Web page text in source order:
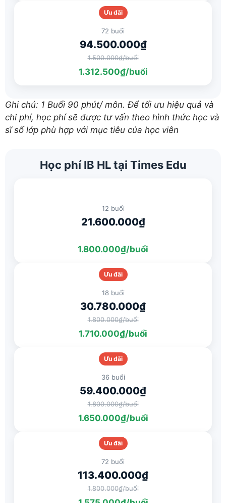
Ưu đãi
72 buổi
94.500.000₫
1.500.000₫/buổi
1.312.500₫/buổi
Ghi chú: 1 Buổi 90 phút/ môn. Để tối ưu hiệu quả và
chi phí, học phí sẽ được tư vấn theo hình thức học và
sĩ số lớp phù hợp với mục tiêu của học viên
Học phí IB HL tại Times Edu
12 buổi
21.600.000₫
1.800.000₫/buổi
Ưu đãi
18 buổi
30.780.000₫
1.800.000₫/buổi
1.710.000₫/buổi
Ưu đãi
36 buổi
59.400.000₫
1.800.000₫/buổi
1.650.000₫/buổi
Ưu đãi
72 buổi
113.400.000₫
1.800.000₫/buổi